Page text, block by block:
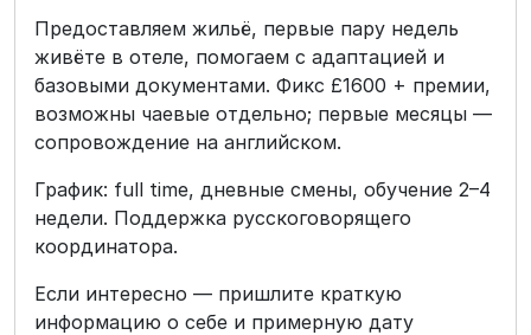
Предоставляем жильё, первые пару недель
живёте в отеле, помогаем с адаптацией и
базовыми документами. Фикс £1600 + премии,
возможны чаевые отдельно; первые месяцы —
сопровождение на английском.
График: full time, дневные смены, обучение 2–4
недели. Поддержка русскоговорящего
координатора.
Если интересно — пришлите краткую
информацию о себе и примерную дату